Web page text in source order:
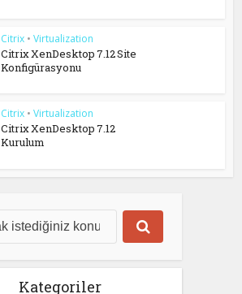
Citrix • Virtualization
Citrix XenDesktop 7.12 Site
Konfigürasyonu
Citrix • Virtualization
Citrix XenDesktop 7.12
Kurulum
Kategoriler